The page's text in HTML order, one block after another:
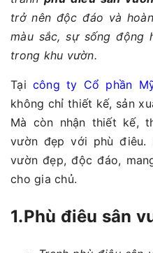
trở nên độc đáo và
màu sắc, sự sống động
trong khu vườn.
Tại công ty Cổ phần
không chỉ thiết kế, sản
Mà còn nhận thiết kế,
vườn đẹp với phù điêu.
vườn đẹp, độc đáo,
cho gia chủ.
1.Phù điêu sân